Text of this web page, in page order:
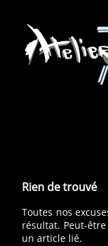
Rien de trouvé
Toutes nos
résultat. Peut-
un article lié.